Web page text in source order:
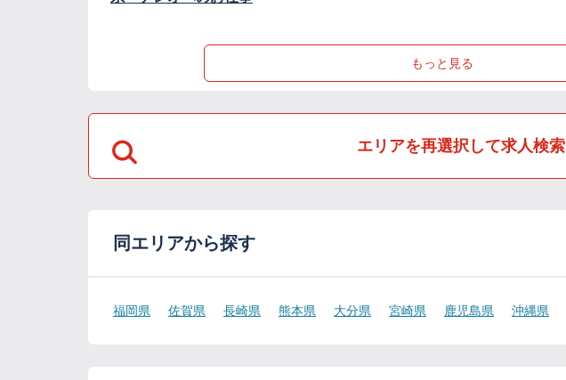
もっと見る
エリアを再選択して求人検索
同エリアから探す
福岡県 佐賀県 長崎県 熊本県 大分県 宮崎県 鹿児島県 沖縄県